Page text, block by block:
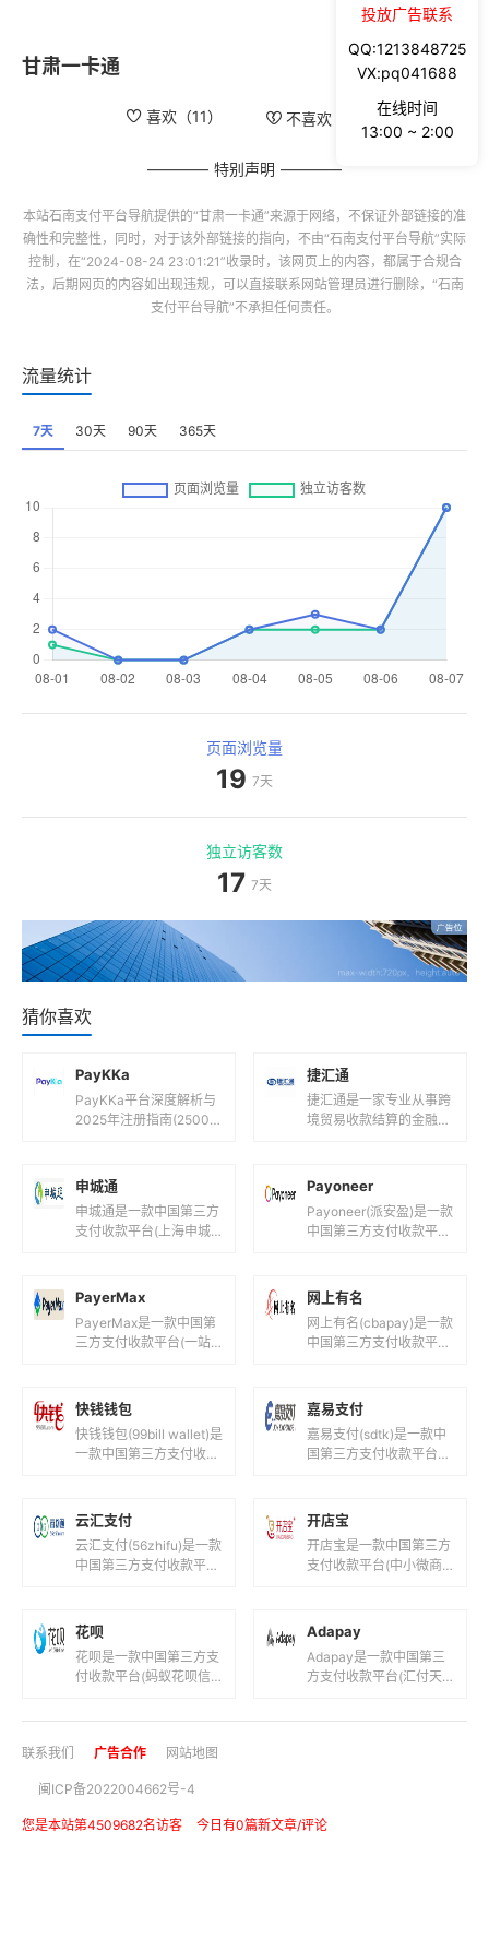
甘肃一卡通
喜欢（11） 不喜欢（
特别声明
本站石南支付平台导航提供的“甘肃一卡通”来源于网络，不保证外部链接的准
确性和完整性，同时，对于该外部链接的指向，不由“石南支付平台导航”实际
控制，在“2024-08-24 23:01:21”收录时，该网页上的内容，都属于合规合
法，后期网页的内容如出现违规，可以直接联系网站管理员进行删除，“石南
支付平台导航”不承担任何责任。
流量统计
7天 30天 90天 365天
页面浏览量
19 7天
独立访客数
17 7天
猜你喜欢
PayKKa
PayKKa平台深度解析与
2025年注册指南(2500
1 平台背景...
捷汇通
捷汇通是一家专业从事跨
境贸易收款结算的金融科
汇通支持多种主流货币，
包括但不限...
申城通
申城通是一款中国第三方
支付收款平台(上海申城
货币之间的电子支付、转
账和汇款服...
Payoneer
Payoneer(派安盈)是一款
中国第三方支付收款平台
币,美元,欧元,英镑...
PayerMax
PayerMax是一款中国第
三方支付收款平台(一站
等国际主流货币之间的电
子...
网上有名
网上有名(cbapay)是一款
中国第三方支付收款平台
人民币等国际主流货币之
间...
快钱钱包
快钱钱包(99bill wallet)是
一款中国第三方支付收款
等国际主流货币之...
嘉易支付
嘉易支付(sdtk)是一款中
国第三方支付收款平台
持人民币等国际主流货币
之间的...
云汇支付
云汇支付(56zhifu)是一款
中国第三方支付收款平台
国际主流货币之间的电
子...
开店宝
开店宝是一款中国第三方
支付收款平台(中小微商
民币等国际主流货币之间
的电子支付...
花呗
花呗是一款中国第三方支
付收款平台(蚂蚁花呗信
服务。花呗...
Adapay
Adapay是一款中国第三
方支付收款平台(汇付天
联系我们 广告合作 网站地图
闽ICP备2022004662号-4
您是本站第4509682名访客 今日有0篇新文章/评论
投放广告联系
QQ:1213848725
VX:pq041688
在线时间
13:00 ~ 2:00